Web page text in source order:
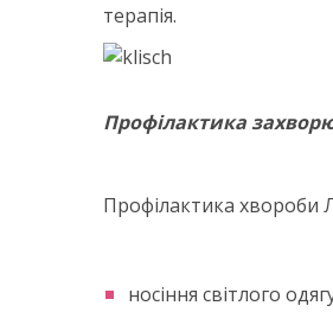
терапія.
Профілактика
Профілактика хвороби
носіння світлого